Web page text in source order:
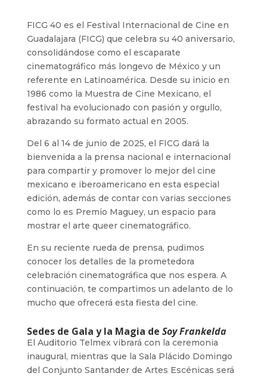
FICG 40 es el Festival Internacional de Cine en
Guadalajara (FICG) que celebra su 40 aniversario,
consolidándose como el escaparate
cinematográfico más longevo de México y un
referente en Latinoamérica. Desde su inicio en
1986 como la Muestra de Cine Mexicano, el
festival ha evolucionado con pasión y orgullo,
abrazando su formato actual en 2005.
Del 6 al 14 de junio de 2025, el FICG dará la
bienvenida a la prensa nacional e internacional
para compartir y promover lo mejor del cine
mexicano e iberoamericano en esta especial
edición, además de contar con varias secciones
como lo es Premio Maguey, un espacio para
mostrar el arte queer cinematográfico.
En su reciente rueda de prensa, pudimos
conocer los detalles de la prometedora
celebración cinematográfica que nos espera. A
continuación, te compartimos un adelanto de lo
mucho que ofrecerá esta fiesta del cine.
Sedes de Gala y la Magia de Soy Frankelda
El Auditorio Telmex vibrará con la ceremonia
inaugural, mientras que la Sala Plácido Domingo
del Conjunto Santander de Artes Escénicas será